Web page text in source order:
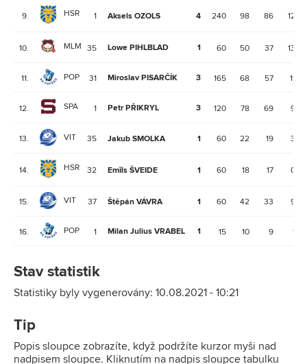
9. HSR 1 Aksels OZOLS 4 240 98 86 12
10. MLM 35 Lowe PIHLBLAD 1 60 50 37 13
11. POP 31 Miroslav PISARČÍK 3 165 68 57 11
12. SPA 1 Petr PŘIKRYL 3 120 78 69 9
13. VIT 35 Jakub SMOLKA 1 60 22 19 3
14. HSR 32 Emīls ŠVEIDE 1 60 18 17 0
15. VIT 37 Štěpán VÁVRA 1 60 42 33 9
16. POP 1 Milan Julius VRABEL 1 15 10 9 1
Stav statistik
Statistiky byly vygenerovány: 10.08.2021 - 10:21
Tip
Popis sloupce zobrazíte, když podržíte kurzor myši nad
nadpisem sloupce. Kliknutím na nadpis sloupce tabulku